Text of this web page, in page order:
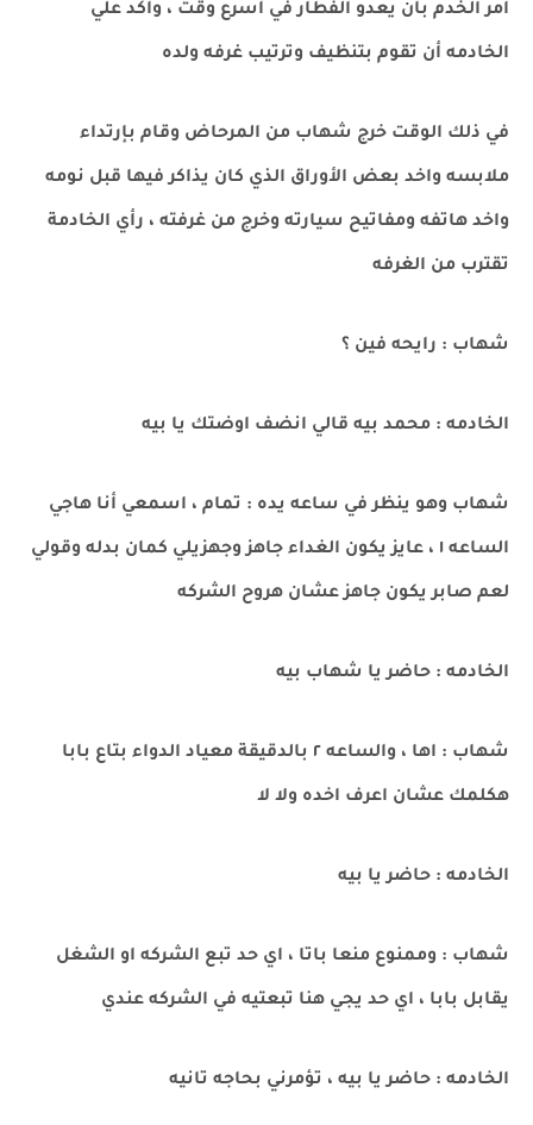
أمر الخدم بأن يعدو الفطار في أسرع وقت ، وأكد علي
الخادمه أن تقوم بتنظيف وترتيب غرفه ولده
في ذلك الوقت خرج شهاب من المرحاض وقام بإرتداء
ملابسه واخد بعض الأوراق الذي كان يذاكر فيها قبل نومه
واخد هاتفه ومفاتيح سيارته وخرج من غرفته ، رأي الخادمة
تقترب من الغرفه
شهاب : رايحه فين ؟
الخادمه : محمد بيه قالي انضف اوضتك يا بيه
شهاب وهو ينظر في ساعه يده : تمام ، اسمعي أنا هاجي
الساعه ١ ، عايز يكون الغداء جاهز وجهزيلي كمان بدله وقولي
لعم صابر يكون جاهز عشان هروح الشركه
الخادمه : حاضر يا شهاب بيه
شهاب : اها ، والساعه ٢ بالدقيقة معياد الدواء بتاع بابا
هكلمك عشان اعرف اخده ولا لا
الخادمه : حاضر يا بيه
شهاب : وممنوع منعا باتا ، اي حد تبع الشركه او الشغل
يقابل بابا ، اي حد يجي هنا تبعتيه في الشركه عندي
الخادمه : حاضر يا بيه ، تؤمرني بحاجه تانيه